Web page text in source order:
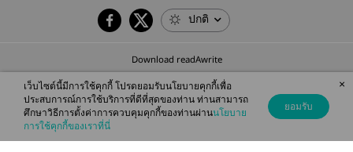
ปกติ
Download readAwrite
© 2026 readAwrite.com by MEB Corporation Public Company Limited
This site is protected by reCAPTCHA and the Google
เว็บไซต์นี้มีการใช้คุกกี้ โปรดยอมรับนโยบายคุกกี้เพื่อ
ประสบการณ์การใช้บริการที่ดีที่สุดของท่าน ท่านสามารถ
ศึกษาวิธีการตั้งค่าการควบคุมคุกกี้ของท่านผ่านนโยบาย
การใช้คุกกี้ของเราที่นี่
ยอมรับ
×